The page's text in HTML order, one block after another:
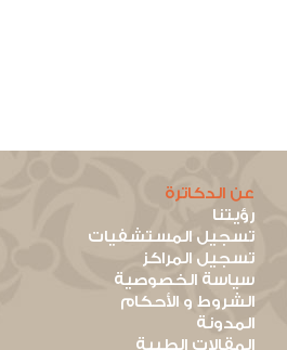
عن الدكاترة
رؤيتنا
تسجيل المستشفيات
تسجيل المراكز
سياسة الخصوصية
الشروط و الأحكام
المدونة
المقالات الطبية